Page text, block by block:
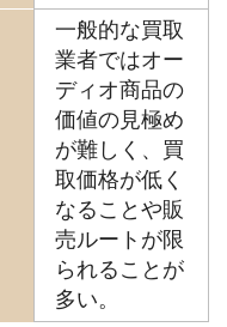
一般的な買取
業者ではオー
ディオ商品の
価値の見極め
が難しく、買
取価格が低く
なることや販
売ルートが限
られることが
多い。